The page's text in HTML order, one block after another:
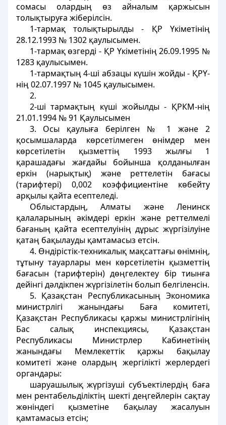
сомасы олардың өз айналым қаржысын
толықтыруға жiберiлсiн.
1-тармақ толықтырылды - ҚР Үкіметінiң
28.12.1993 № 1302 қаулысымен.
1-тармақ өзгерді - ҚР Үкіметінiң 26.09.1995 №
1283 қаулысымен.
1-тармақтың 4-шi абзацы күшiн жойды - ҚРҮ-
нiң 02.07.1997 № 1045 қаулысымен.
2.
2-шi тармақтың күшi жойылды - ҚРКМ-нiң
21.01.1994 № 91 Қаулысымен
3. Осы қаулыға берiлген № 1 және 2
қосымшаларда көрсетiлмеген өнiмдер мен
көрсетiлетiн қызметтiң 1993 жылғы 1
қарашадағы жағдайы бойынша қолданылған
еркiн (нарықтық) және реттелетiн бағасы
(тарифтерi) 0,002 коэффициентiне көбейту
арқылы қайта есептеледi.
Облыстардың, Алматы және Ленинск
қалаларының әкiмдерi еркiн және реттелмелi
бағаның қайта есептелуiнiң дұрыс жүргiзiлуiне
қатаң бақылауды қамтамасыз етсiн.
4. Өндiрiстiк-техникалық мақсаттағы өнiмнiң,
тұтыну тауарлары мен көрсетiлетiн қызметтiң
бағасын (тарифтерiн) дөңгелектеу бiр тиынға
дейiнгi дәлдiкпен жүргiзiлетiн болып белгiленсiн.
5. Қазақстан Республикасының Экономика
министрлігі жанындағы Баға комитетi,
Қазақстан Республикасы қаржы министрлігінiң
Бас салық инспекциясы, Қазақстан
Республикасы Министрлер Кабинетінің
жанындағы Мемлекеттік қаржы бақылау
комитетi және олардың жергiлiктi жерлердегi
органдары:
шаруашылық жүргiзушi субъектiлердiң баға
мен рентабельдiлiктiң шектi деңгейлерiн сақтау
жөніндегі қызметiне бақылау жасалуын
қамтамасыз етсiн;